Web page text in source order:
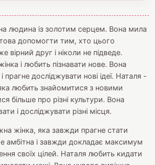
людина із золотим серцем. Вона мила
допомогти тим, хто цього
вірний друг і ніколи не підведе.
і любить пізнавати нове. Вона
прагне досліджувати нові ідеї. Наталя -
любить знайомитися з новими
більше про різні культури. Вона
і досліджувати різні місця.
жінка, яка завжди прагне стати
і завжди докладає максимум
своїх цілей. Наталя любить кидати